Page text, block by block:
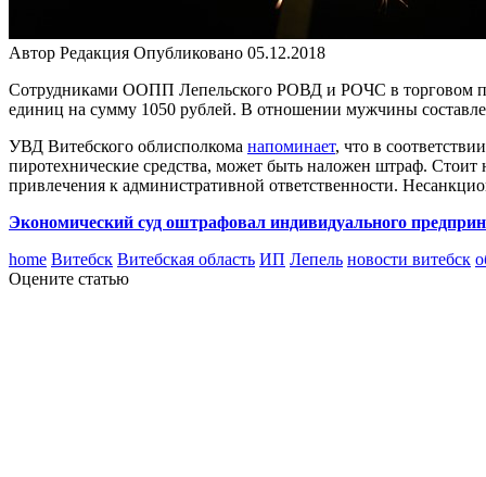
Автор Редакция Опубликовано 05.12.2018
Сотрудниками ООПП Лепельского РОВД и РОЧС в торговом
единиц на сумму 1050 рублей. В отношении мужчины
УВД Витебского облисполкома напоминает, что в
пиротехнические средства, может быть наложен штраф. Стоит
привлечения к административной ответственности.
Экономический суд оштрафовал индивидуального
home Витебск Витебская область ИП Лепель новости витебск
Оцените статью